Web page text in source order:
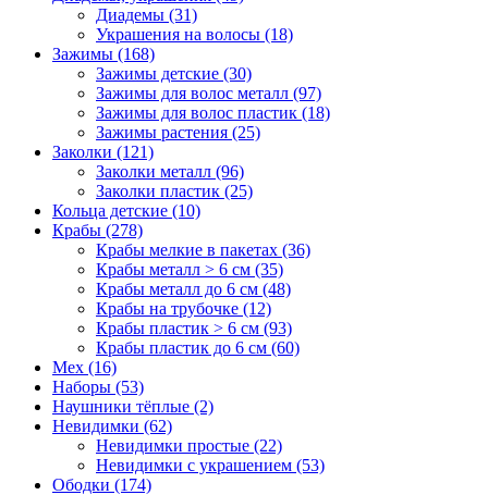
Диадемы (31)
Украшения на волосы (18)
Зажимы (168)
Зажимы детские (30)
Зажимы для волос металл (97)
Зажимы для волос пластик (18)
Зажимы растения (25)
Заколки (121)
Заколки металл (96)
Заколки пластик (25)
Кольца детские (10)
Крабы (278)
Крабы мелкие в пакетах (36)
Крабы металл > 6 см (35)
Крабы металл до 6 см (48)
Крабы на трубочке (12)
Крабы пластик > 6 см (93)
Крабы пластик до 6 см (60)
Мех (16)
Наборы (53)
Наушники тёплые (2)
Невидимки (62)
Невидимки простые (22)
Невидимки с украшением (53)
Ободки (174)